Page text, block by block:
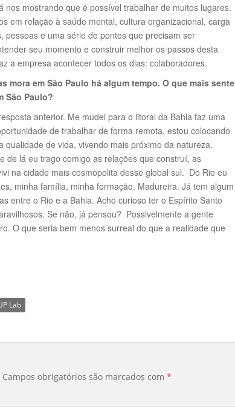
nos mostrando que é possível trabalhar de muitos lugares.
em relação à saúde mental, cultura organizacional, carga
pessoas e uma série de pontos que precisam ser
seu momento e construir melhor os passos desta
a empresa acontecer todos os dias: colaboradores.
mora em São Paulo há algum tempo. O que mais sente
São Paulo?
anterior. Me mudei para o litoral da Bahia faz uma
de trabalhar de forma remota, estou colocando
de vida, vivendo mais próximo da natureza.
de lá eu trago comigo as relações que construí, as
na cidade mais cosmopolita desse global sul. Do Rio eu
minha família, minha formação. Madureira. Já tem algum
entre o Rio e a Bahia. Acho curioso ter o Espírito Santo
Se não, já pensou? Possivelmente a gente
O que seria bem menos surreal do que a realidade que
Lab
Campos obrigatórios são marcados com *